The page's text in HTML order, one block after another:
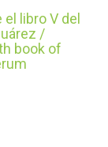
libro V del
/
book of